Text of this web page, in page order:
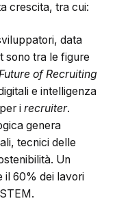
crescita, tra cui:
data
sono tra le figure
Future of Recruiting
e intelligenza
i recruiter.
genera
tecnici delle
Un
il 60% dei lavori